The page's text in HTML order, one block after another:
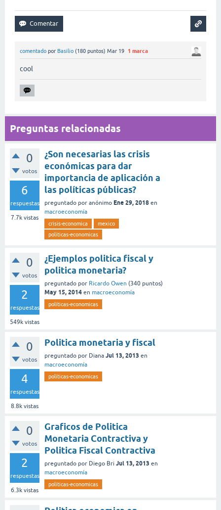
comentado por Basilio (180 puntos) Mar 19 1 marca
cool
Preguntas relacionadas
0
votos
6
respuestas
7.7k vistas
¿Son necesarias las crisis
económicas para dar
importancia de aplicación a
las políticas públicas?
preguntado por anónimo Ene 29, 2018 en
macroeconomía
crisis-economica
mexico
politicas-economicas
0
votos
2
respuestas
549k vistas
¿Ejemplos politica fiscal y
politica monetaria?
preguntado por Ricardo Owen (340 puntos)
May 15, 2014 en macroeconomía
politicas-economicas
0
votos
4
respuestas
8.8k vistas
Politica monetaria y fiscal
preguntado por Diana Jul 13, 2013 en
macroeconomía
politicas-economicas
0
votos
2
respuestas
6.3k vistas
Graficos de Politica
Monetaria Contractiva y
Politica Fiscal Contractiva
preguntado por Diego Bri Jul 13, 2013 en
macroeconomía
politicas-economicas